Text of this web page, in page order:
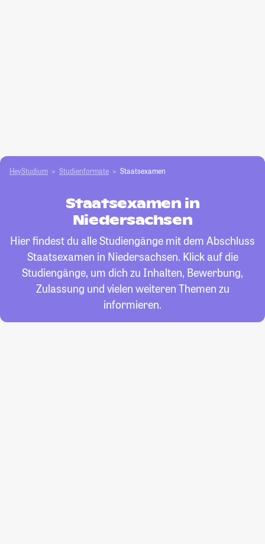
HeyStudium Studienformate Staatsexamen
Staatsexamen in
Niedersachsen
Hier findest du alle Studiengänge mit dem Abschluss
Staatsexamen in Niedersachsen. Klick auf die
Studiengänge, um dich zu Inhalten, Bewerbung,
Zulassung und vielen weiteren Themen zu
informieren.